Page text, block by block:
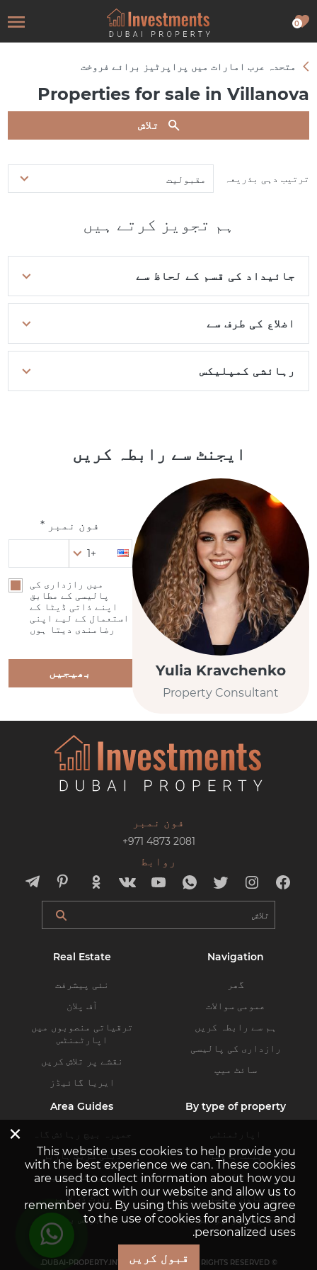
0
متحدہ عرب امارات میں پراپرٹیز برائے فروخت
Properties for sale in Villanova
تلاش
ترتیب دہی بذریعہ مقبولیت
ہم تجویز کرتے ہیں
جائیداد کی قسم کے لحاظ سے
اضلاع کی طرف سے
رہائشی کمپلیکس
ایجنٹ سے رابطہ کریں
Yulia Kravchenko
Property Consultant
فون نمبر *
+1
میں رازداری کی
پالیسی کے مطابق
اپنے ذاتی ڈیٹا کے
استعمال کے لیے اپنی
رضامندی دیتا ہوں
بھیجیں
فون نمبر
+971 4873 2081
روابط
Navigation
گھر
عمومی سوالات
ہم سے رابطہ کریں
رازداری کی پالیسی
سائٹ میپ
Real Estate
نئی پیشرفت
آف پلان
ترقیاتی منصوبوں میں
اپارٹمنٹس
نقشے پر تلاش کریں
ایریا گائیڈز
By type of property
اپارٹمنٹس
پینٹ ہاوسز
ولاز
ٹاون ہاوسز
کمرشل پراپرٹیز
Area Guides
جمیرہ بیچ رہائش گاہ
دبئی کریک ہاربر
دبئی ہلز اسٹیٹ
پورٹ ڈی لا مر
بزنس بے
© DUBAI-PROPERTY.INVESTMENTS 2026. ALL RIGHTS RESERVED.
×
This website uses cookies to help provide you
with the best experience we can. These cookies
are used to collect information about how you
interact with our website and allow us to
remember you. By using this website you agree
to the use of cookies for analytics and
personalized uses.
قبول کریں